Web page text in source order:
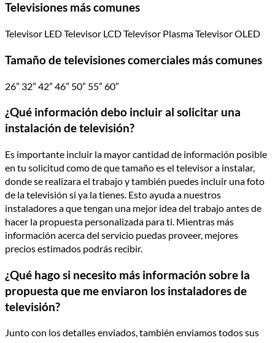
Televisiones más comunes
Televisor LED Televisor LCD Televisor Plasma Televisor OLED
Tamaño de televisiones comerciales más comunes
26” 32” 42” 46” 50” 55” 60”
¿Qué información debo incluir al solicitar una
instalación de televisión?
Es importante incluir la mayor cantidad de información posible
en tu solicitud como de que tamaño es el televisor a instalar,
donde se realizara el trabajo y también puedes incluir una foto
de la televisión si ya la tienes. Esto ayuda a nuestros
instaladores a que tengan una mejor idea del trabajo antes de
hacer la propuesta personalizada para ti. Mientras más
información acerca del servicio puedas proveer, mejores
precios estimados podrás recibir.
¿Qué hago si necesito más información sobre la
propuesta que me enviaron los instaladores de
televisión?
Junto con los detalles enviados, también enviamos todos sus